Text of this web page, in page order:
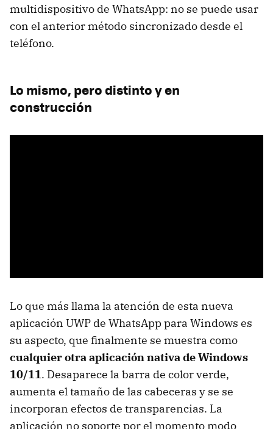
multidispositivo de WhatsApp: no se puede usar
con el anterior método sincronizado desde el
teléfono.
Lo mismo, pero distinto y en
construcción
Lo que más llama la atención de esta nueva
aplicación UWP de WhatsApp para Windows es
su aspecto, que finalmente se muestra como
cualquier otra aplicación nativa de Windows
10/11. Desaparece la barra de color verde,
aumenta el tamaño de las cabeceras y se se
incorporan efectos de transparencias. La
aplicación no soporte por el momento modo